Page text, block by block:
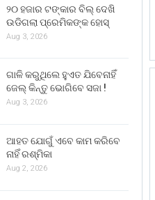
୨୦ ହଜାର ଟଙ୍କାର ବିଲ୍ ଦେଖି
ଉଡିଗଲା ପ୍ରେମିକଙ୍କ ହୋସ୍
Aug 3, 2026
ଗାଳି କରୁଥିଲେ ହୁଏତ ଯିବେନାହିଁ
ଜେଲ୍ କିନ୍ତୁ ଭୋଗିବେ ସଜା !
Aug 3, 2026
ଆହତ ଯୋଗୁଁ ଏବେ କାମ କରିବେ
ନାହିଁ ରଶ୍ମିକା
Aug 2, 2026